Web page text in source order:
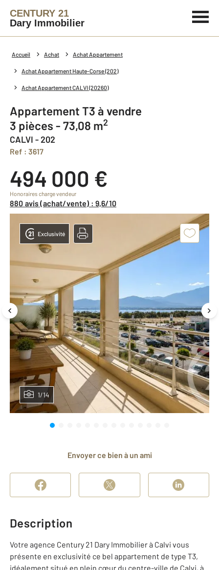
CENTURY 21
Dary Immobilier
Accueil Achat Achat Appartement
Achat Appartement Haute-Corse (202)
Achat Appartement CALVI (20260)
Appartement T3 à vendre
3 pièces - 73,08 m2
CALVI - 202
Ref : 3617
494 000 €
Honoraires charge vendeur
880 avis (achat/vente) : 9,6/10
1/14
Exclusivité
Envoyer ce bien à un ami
Description
Votre agence Century 21 Dary Immobilier à Calvi vous
présente en exclusivité ce bel appartement de type T3,
idéalement situé en plein cœur du centre-ville de Calvi, à